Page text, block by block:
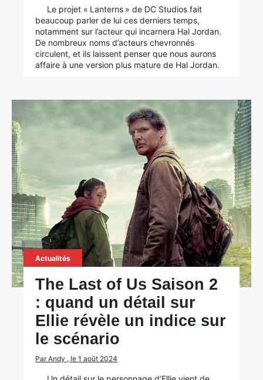
Le projet « Lanterns » de DC Studios fait
beaucoup parler de lui ces derniers temps,
notamment sur l’acteur qui incarnera Hal Jordan.
De nombreux noms d’acteurs chevronnés
circulent, et ils laissent penser que nous aurons
affaire à une version plus mature de Hal Jordan.
Actualités
The Last of Us Saison 2
: quand un détail sur
Ellie révèle un indice sur
le scénario
Par Andy , le 1 août 2024